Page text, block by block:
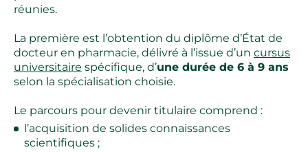
réunies.
La première est l’obtention du diplôme d’État de
docteur en pharmacie, délivré à l’issue d’un cursus
universitaire spécifique, d’une durée de 6 à 9 ans
selon la spécialisation choisie.
Le parcours pour devenir titulaire comprend :
l’acquisition de solides connaissances
scientifiques ;